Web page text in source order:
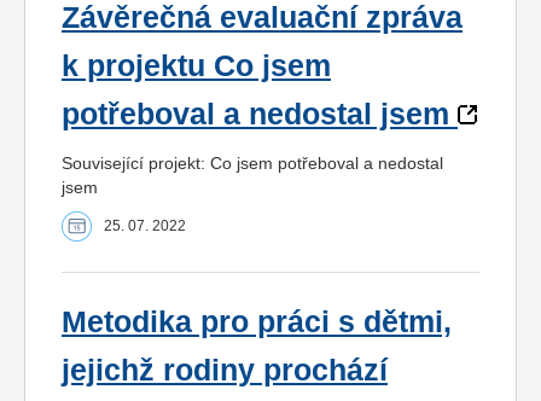
Závěrečná evaluační zpráva
k projektu Co jsem
potřeboval a nedostal jsem
Související projekt: Co jsem potřeboval a nedostal
jsem
25. 07. 2022
Metodika pro práci s dětmi,
jejichž rodiny prochází